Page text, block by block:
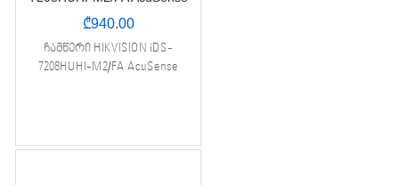
₾940.00
ჩამწერი HIKVISION iDS-
7208HUHI-M2/FA AcuSense